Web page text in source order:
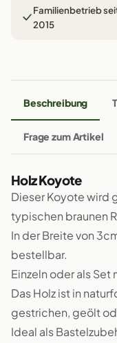
Familienbetrieb
2015
Beschreibung
Frage zum Artikel
Holz Koyote
Dieser Koyote wird
typischen braunen
In der Breite von
bestellbar.
Einzeln oder als
Das Holz ist in
gestrichen, geölt
Ideal als